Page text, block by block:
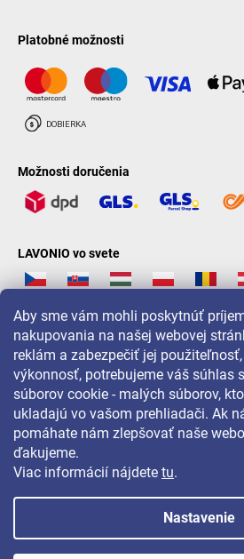
Aby sme vám mohli poskytnúť
nakupovania na našej webovej
reklám a zabezpečiť jej
výkonnosť, potrebujeme váš súhlas
súborov cookie - malých súborov,
ukladajú vo vašom prehliadači. Ak
pomáhate nám zlepšovať naše
ďakujeme.
Viac informácií nájdete tu.
Nastavenie
Platobné možnosti
Možnosti doručenia
LAVONIO vo svete
Pre akcie, súťaže a zľavy nás sledujte na:
Copyright 2026 LAVONIO.sk.